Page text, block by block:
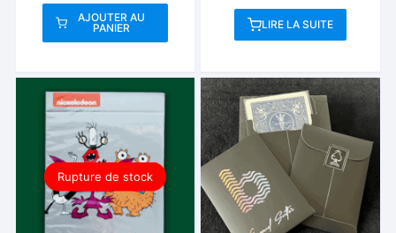
AJOUTER AU
PANIER
LIRE LA SUITE
Rupture de stock